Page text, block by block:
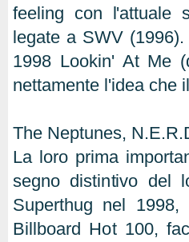
feeling con l'attuale
legate a SWV
1998 Lookin' At Me
nettamente l'idea che
The Neptunes,
La loro prima
segno distintivo del
Superthug nel
Billboard Hot 100,